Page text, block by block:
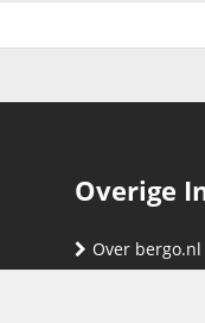
Overige
Over bergo.nl